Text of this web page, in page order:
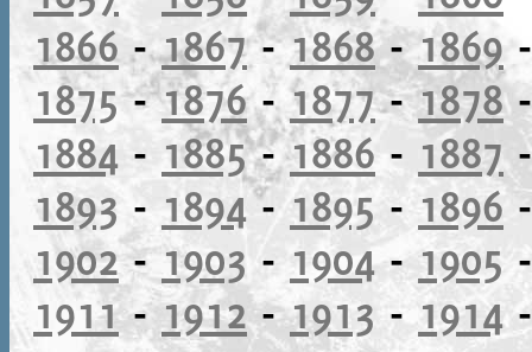
1866-1867-1868-1869
1875-1876-1877-1878
1884 - 1885-1886 - 1887
1893 - 1894- 1895-1896
1902-1903 - 1904-1905
1911-1912-1913 -1914